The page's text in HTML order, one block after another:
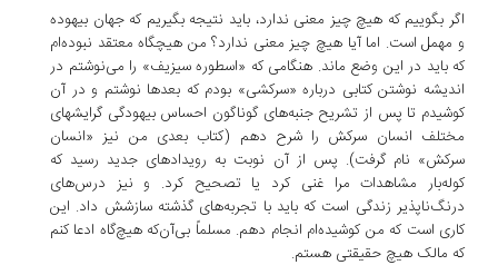
اگر بگوییم که هیچ چیز معنی ندارد، باید نتیجه بگیریم که جهان بیهوده
و مهمل است. اما آیا هیچ چیز معنی ندارد؟ من هیچگاه معتقد نبوده‌ام
که باید در این وضع ماند. هنگامی که «اسطوره سیزیف» را می‌نوشتم در
اندیشه نوشتن کتابی درباره «سرکشی» بودم که بعدها نوشتم و در آن
کوشیدم تا پس از تشریح جنبه‌های گوناگون احساس بیهودگی گرایشهای
مختلف انسان سرکش را شرح دهم (کتاب بعدی من نیز «انسان
سرکش» نام گرفت). پس از آن نوبت به رویدادهای جدید رسید که
کوله‌بار مشاهدات مرا غنی کرد یا تصحیح کرد. و نیز درس‌های
درنگ‌ناپذیر زندگی است که باید با تجربه‌های گذشته سازشش داد. این
کاری است که من کوشیده‌ام انجام دهم. مسلماً بی‌آن‌که هیچ‌گاه ادعا کنم
که مالک هیچ حقیقتی هستم.